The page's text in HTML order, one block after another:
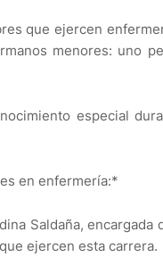
que ejercen
menores: uno
especial
en enfermería:*
Saldaña,
ejercen esta carrera.